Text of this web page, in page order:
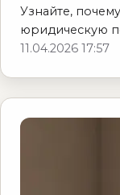
Узнайте,
юридическую
11.04.2026 17:57